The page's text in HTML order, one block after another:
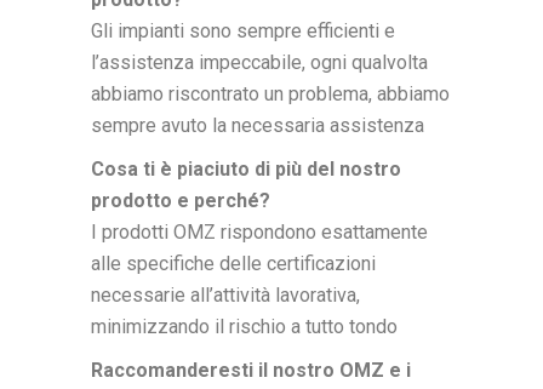
Gli impianti sono sempre efficienti e
l’assistenza impeccabile, ogni qualvolta
abbiamo riscontrato un problema, abbiamo
sempre avuto la necessaria assistenza
Cosa ti è piaciuto di più del nostro
prodotto e perché?
I prodotti OMZ rispondono esattamente
alle specifiche delle certificazioni
necessarie all’attività lavorativa,
minimizzando il rischio a tutto tondo
Raccomanderesti il nostro OMZ e i